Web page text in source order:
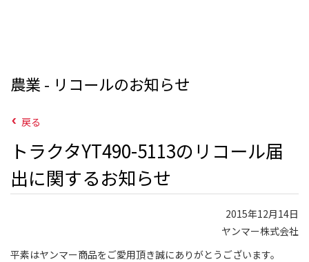
農業 - リコールのお知らせ
戻る
トラクタYT490-5113のリコール届
出に関するお知らせ
2015年12月14日
ヤンマー株式会社
平素はヤンマー商品をご愛用頂き誠にありがとうございます。